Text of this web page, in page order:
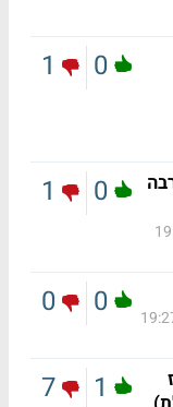
0
1
0
1
0
0
1
7